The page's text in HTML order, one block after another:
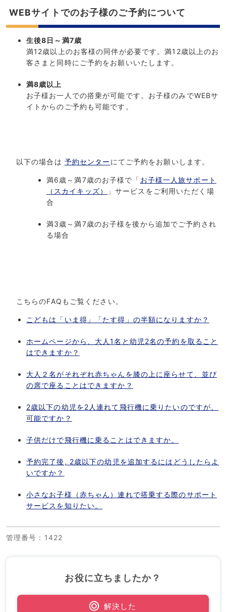
WEBサイトでのお子様のご予約について
生後8日～満7歳
満12歳以上のお客様の同伴が必要です。満12歳以上のお
客さまと同時にご予約をお願いいたします。
満8歳以上
お子様お一人での搭乗が可能です。お子様のみでWEBサ
イトからのご予約も可能です。
以下の場合は 予約センター にてご予約をお願いします。
満6歳～満7歳のお子様で「 お子様一人旅サポート
（スカイキッズ）
」サービスをご利用いただく場
合
満3歳～満7歳のお子様を後から追加でご予約され
る場合
こちらのFAQもご覧ください。
こどもは「いま得」「たす得」の半額になりますか？
ホームページから、大人1名と幼児2名の予約を取ること
はできますか？
大人２名がそれぞれ赤ちゃんを膝の上に座らせて、並び
の席で座ることはできますか？
2歳以下の幼児を2人連れて飛行機に乗りたいのですが、
可能ですか？
子供だけで飛行機に乗ることはできますか。
予約完了後, 2歳以下の幼児を追加するにはどうしたらよ
いですか？
小さなお子様（赤ちゃん）連れで搭乗する際のサポート
サービスを知りたい。
管理番号 ：1422
お役に立ちましたか？
解決した